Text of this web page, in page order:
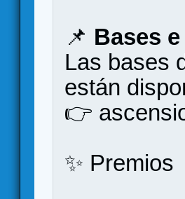
📌 Bases
Las bases
están
👉
✨ Premios